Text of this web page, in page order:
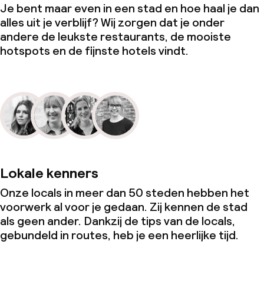
Je bent maar even in een stad en hoe haal je dan
alles uit je verblijf? Wij zorgen dat je onder
andere de leukste restaurants, de mooiste
hotspots en de fijnste hotels vindt.
Lokale kenners
Onze locals in meer dan 50 steden hebben het
voorwerk al voor je gedaan. Zij kennen de stad
als geen ander. Dankzij de tips van de locals,
gebundeld in routes, heb je een heerlijke tijd.